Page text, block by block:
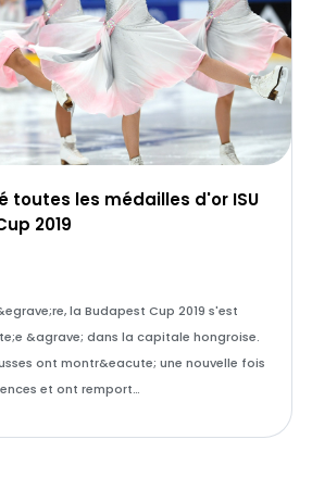
toutes les médailles d'or ISU
2019
la Budapest Cup 2019 s'est
&agrave; dans la capitale hongroise.
ont montr&eacute; une nouvelle fois
et ont remport…